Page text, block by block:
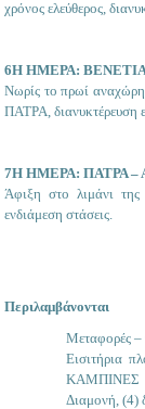
χρόνος ελεύθερος,
6Η ΗΜΕΡΑ:
Νωρίς το πρωί
ΠΑΤΡΑ, διανυκτέρευση
7Η ΗΜΕΡΑ: ΠΑΤΡΑ –
Άφιξη στο λιμάνι
ενδιάμεση στάσεις.
Περιλαμβάνονται
Μεταφορές –
Εισιτήρια
ΚΑΜΠΙΝΕΣ
Διαμονή, (4)